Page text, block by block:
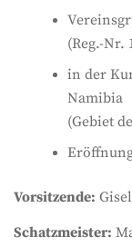
(Reg.-Nr.
in der
Namibia
(Gebiet
Vorsitzende:
Schatzmeister: